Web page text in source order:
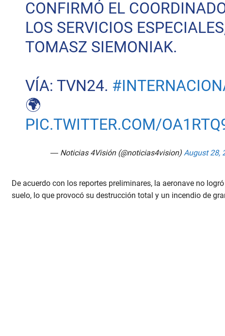
CONFIRMÓ EL
LOS SERVICIOS
TOMASZ SIEMONIAK.
VÍA: TVN24.
🌍
PIC.TWITTER.COM/
— Noticias 4Visión (@noticias4vision) August 28,
De acuerdo con los reportes preliminares, la aeronave no
suelo, lo que provocó su destrucción total y un incendio de